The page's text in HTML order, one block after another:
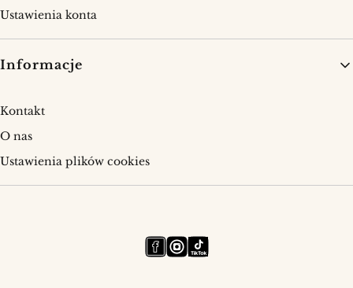
Ustawienia konta
Informacje
Kontakt
O nas
Ustawienia plików cookies